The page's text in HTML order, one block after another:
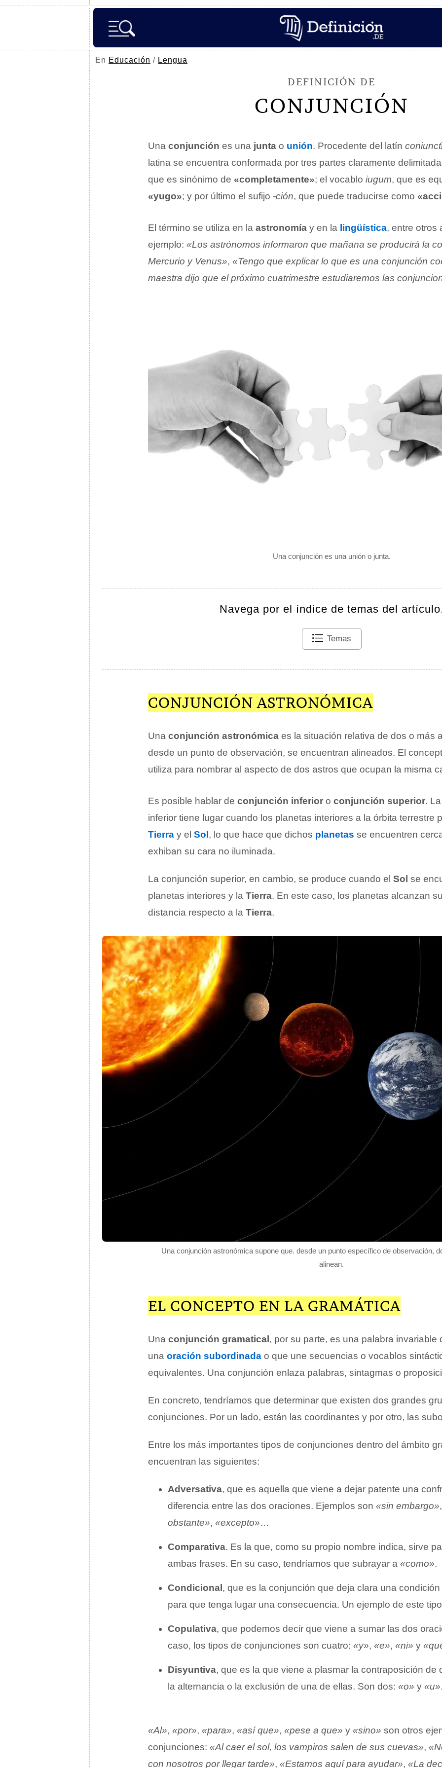
En Educación / Lengua
DEFINICIÓN DE
CONJUNCIÓN
Una conjunción es una unión o junta.
Una conjunción es una junta o unión. Procedente del latín
latina se encuentra conformada por tres partes claramente
que es sinónimo de «completamente»; el vocablo iugum, que es
«yugo»; y por último el sufijo -ción, que puede traducirse como
El término se utiliza en la astronomía y en la lingüística, entre otros
ejemplo: «Los astrónomos informaron que mañana se producirá la
Mercurio y Venus», «Tengo que explicar lo que es una conjunción
maestra dijo que el próximo cuatrimestre estudiaremos las
Navega por el índice de temas del
Temas
CONJUNCIÓN ASTRONÓMICA
Una conjunción astronómica es la situación relativa de dos o más
desde un punto de observación, se encuentran alineados. El
utiliza para nombrar al aspecto de dos astros que ocupan la misma
Es posible hablar de conjunción inferior o conjunción superior.
inferior tiene lugar cuando los planetas interiores a la órbita terrestre
Tierra y el Sol, lo que hace que dichos planetas se encuentren
exhiban su cara no iluminada.
La conjunción superior, en cambio, se produce cuando el Sol se
planetas interiores y la Tierra. En este caso, los planetas alcanzan
distancia respecto a la Tierra.
Una conjunción astronómica supone que. desde un punto específico de observación,
alinean.
EL CONCEPTO EN LA GRAMÁTICA
Una conjunción gramatical, por su parte, es una palabra invariable
una oración subordinada o que une secuencias o vocablos
equivalentes. Una conjunción enlaza palabras, sintagmas o
En concreto, tendríamos que determinar que existen dos grandes
conjunciones. Por un lado, están las coordinantes y por otro, las
Entre los más importantes tipos de conjunciones dentro del ámbito
encuentran las siguientes:
Adversativa, que es aquella que viene a dejar patente una
diferencia entre las dos oraciones. Ejemplos son «sin embargo»,
obstante», «excepto»…
Comparativa. Es la que, como su propio nombre indica, sirve
ambas frases. En su caso, tendríamos que subrayar a «como».
Condicional, que es la conjunción que deja clara una
para que tenga lugar una consecuencia. Un ejemplo de este
Copulativa, que podemos decir que viene a sumar las dos
caso, los tipos de conjunciones son cuatro: «y», «e», «ni» y
Disyuntiva, que es la que viene a plasmar la contraposición de
la alternancia o la exclusión de una de ellas. Son dos: «o» y «u»
«Al», «por», «para», «así que», «pese a que» y «sino» son otros
conjunciones: «Al caer el sol, los vampiros salen de sus cuevas»,
con nosotros por llegar tarde», «Estamos aquí para ayudar», «La